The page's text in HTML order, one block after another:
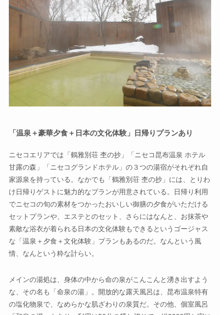
「温泉＋豪華夕食＋日本の文化体験」日帰りプランあり
ニセコエリアでは「鶴雅別荘 杢の抄」「ニセコ昆布温泉 ホテル
甘露の森」「ニセコグランドホテル」の３つの湯宿がそれぞれ自
家源泉を持っている。なかでも「鶴雅別荘 杢の抄」には、とりわ
け日帰りゲストに魅力的なプランが用意されている。日帰り利用
でニセコの旬の素材をつかったおいしい御膳の夕食がいただける
セットプランや、エステとのセット、さらにはなんと、お抹茶や
素敵な浴衣が着られる日本の文化体験もできるというゴージャス
な「温泉＋夕食＋文化体験」プランもあるのだ。なんという風
情、なんという粋な計らい。
メインの湯処は、身体の中から命の泉がこんこんと湧き出すよう
な、その名も「命泉の湯」。開放的な露天風呂は、昆布温泉特有
の塩化物泉で、なめらかな肌ざわりの泉質だ。その他、個室風呂